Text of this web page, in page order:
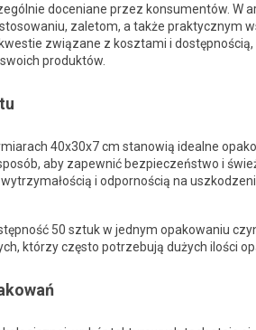
doceniane przez konsumentów. W
zaletom, a także praktycznym
związane z kosztami i
produktów.
40x30x7 cm stanowią idealne
aby zapewnić bezpieczeństwo i
i odpornością na
50 sztuk w jednym opakowaniu
którzy często potrzebują dużych ilości